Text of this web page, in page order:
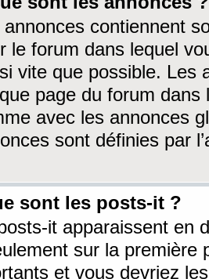
annonces contiennent
le forum dans lequel
vite que possible. Les
page du forum dans
avec les annonces
sont définies par
sont les posts-it ?
it apparaissent en
sur la première
et vous devriez